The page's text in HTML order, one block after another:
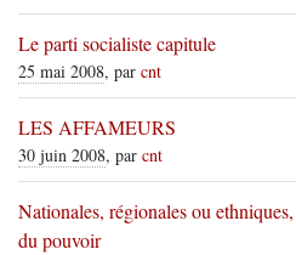
Le parti socialiste capitule
25 mai 2008, par cnt
LES AFFAMEURS
30 juin 2008, par cnt
Nationales, régionales ou
du pouvoir